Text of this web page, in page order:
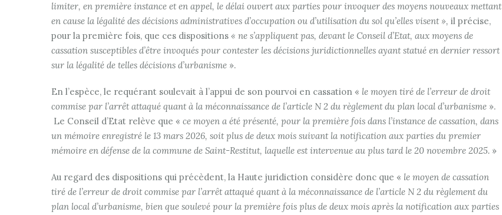
limiter, en première instance et en appel, le délai ouvert aux parties pour invoquer des moyens nouveaux mettant
en cause la légalité des décisions administratives d’occupation ou d’utilisation du sol qu’elles visent », il précise,
pour la première fois, que ces dispositions « ne s’appliquent pas, devant le Conseil d’Etat, aux moyens de
cassation susceptibles d’être invoqués pour contester les décisions juridictionnelles ayant statué en dernier ressort
sur la légalité de telles décisions d’urbanisme ».
En l’espèce, le requérant soulevait à l’appui de son pourvoi en cassation « le moyen tiré de l’erreur de droit
commise par l’arrêt attaqué quant à la méconnaissance de l’article N 2 du règlement du plan local d’urbanisme ».
Le Conseil d’Etat relève que « ce moyen a été présenté, pour la première fois dans l’instance de cassation, dans
un mémoire enregistré le 13 mars 2026, soit plus de deux mois suivant la notification aux parties du premier
mémoire en défense de la commune de Saint-Restitut, laquelle est intervenue au plus tard le 20 novembre 2025. »
Au regard des dispositions qui précèdent, la Haute juridiction considère donc que « le moyen de cassation
tiré de l’erreur de droit commise par l’arrêt attaqué quant à la méconnaissance de l’article N 2 du règlement du
plan local d’urbanisme, bien que soulevé pour la première fois plus de deux mois après la notification aux parties